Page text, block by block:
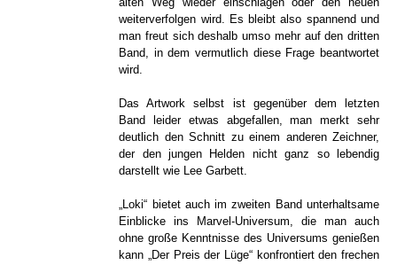
weiterverfolgen wird. Es bleibt also spannend und
man freut sich deshalb umso mehr auf den dritten
Band, in dem vermutlich diese Frage beantwortet
wird.
Das Artwork selbst ist gegenüber dem letzten
Band leider etwas abgefallen, man merkt sehr
deutlich den Schnitt zu einem anderen Zeichner,
der den jungen Helden nicht ganz so lebendig
darstellt wie Lee Garbett.
„Loki“ bietet auch im zweiten Band unterhaltsame
Einblicke ins Marvel-Universum, die man auch
ohne große Kenntnisse des Universums genießen
kann „Der Preis der Lüge“ konfrontiert den frechen